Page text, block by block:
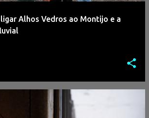
Alhos Vedros ao Montijo e a